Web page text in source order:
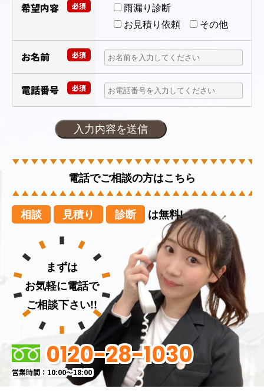
必須
希望内容
雨漏り診断
お見積り依頼
その他
お名前 必須
電話番号 必須
電話でご相談の方はこちら
相談 見積り 診断 は無料!
まずは
お気軽に電話で
ご相談下さい!!
0120-28-1030
営業時間：10:00～18:00